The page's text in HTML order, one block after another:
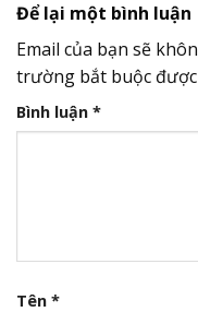
Để lại một bình luận
Email của bạn sẽ
trường bắt buộc
Bình luận *
Tên *